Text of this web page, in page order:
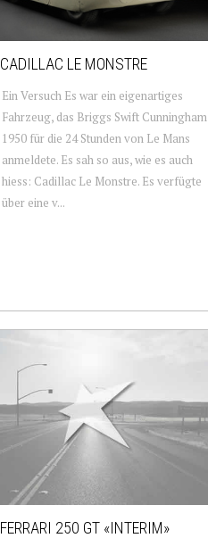
CADILLAC LE MONSTRE
Ein Versuch Es war ein eigenartiges
Fahrzeug, das Briggs Swift Cunningham
1950 für die 24 Stunden von Le Mans
anmeldete. Es sah so aus, wie es auch
hiess: Cadillac Le Monstre. Es verfügte
über eine v...
FERRARI 250 GT «INTERIM»